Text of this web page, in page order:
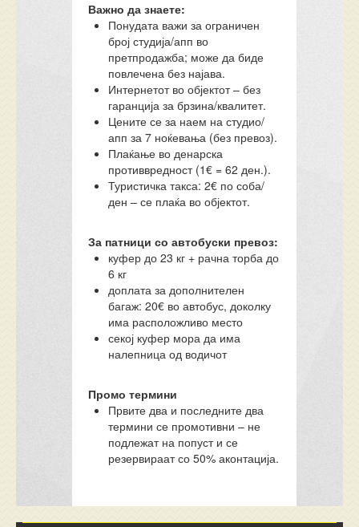
Важно да знаете:
Понудата важи за ограничен
број студија/апп во
претпродажба; може да биде
повлечена без најава.
Интернетот во објектот – без
гаранција за брзина/квалитет.
Цените се за наем на студио/
апп за 7 ноќевања (без превоз).
Плаќање во денарска
противвредност (1€ = 62 ден.).
Туристичка такса: 2€ по соба/
ден – се плаќа во објектот.
За патници со автобуски превоз:
куфер до 23 кг + рачна торба до
6 кг
доплата за дополнителен
багаж: 20€ во автобус, доколку
има расположливо место
секој куфер мора да има
налепница од водичот
Промо термини
Првите два и последните два
термини се промотивни – не
подлежат на попуст и се
резервираат со 50% аконтација.